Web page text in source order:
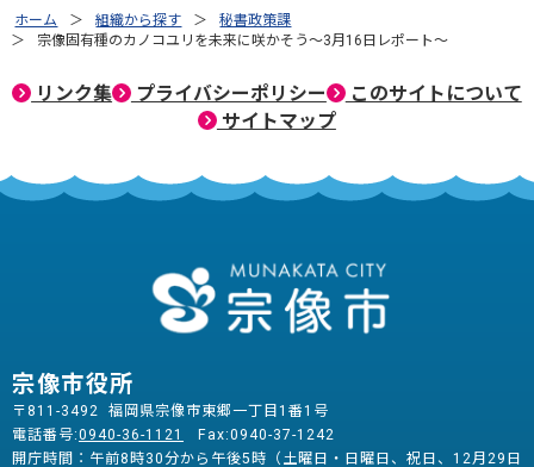
ホーム 組織から探す
秘書政策課
宗像固有種のカノコユリを未来に咲かそう～3月16日レポート～
リンク集 プライバシーポリシー
このサイトについて
サイトマップ
宗像市役所
〒811-3492 福岡県宗像市東郷一丁目1番1号
電話番号:0940-36-1121
Fax:0940-37-1242
開庁時間：午前8時30分から午後5時（土曜日・日曜日、祝日、12月29日